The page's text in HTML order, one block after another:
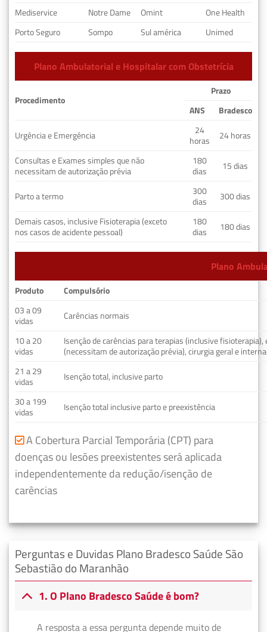
Mediservice
Notre Dame Omint
One Health
Porto Seguro
Sompo Sul américa Unimed
Plano Ambulatorial e Hospitalar com Obstetrícia
Procedimento
Prazo
ANS
Bradesco
Urgência e Emergência
24
horas
24 horas
Consultas e Exames simples que não
necessitam de autorização prévia
180
dias
15 dias
Parto a termo
300
dias
300 dias
Demais casos, inclusive Fisioterapia (exceto
nos casos de acidente pessoal)
180
dias
180 dias
Plano
Produto
Compulsório
03 a 09
vidas
Carências normais
10 a 20
vidas
Isenção de carências para terapias (inclusive fisioterapia),
(necessitam de autorização prévia), cirurgia geral e
21 a 29
vidas
Isenção total, inclusive parto
30 a 199
vidas
Isenção total inclusive parto e preexistência
A Cobertura Parcial Temporária (CPT) para
doenças ou lesões preexistentes será aplicada
independentemente da redução/isenção de
carências
Perguntas e Duvidas Plano Bradesco Saúde São
Sebastião do Maranhão
1. O Plano Bradesco Saúde é bom?
A resposta a essa pergunta depende muito de